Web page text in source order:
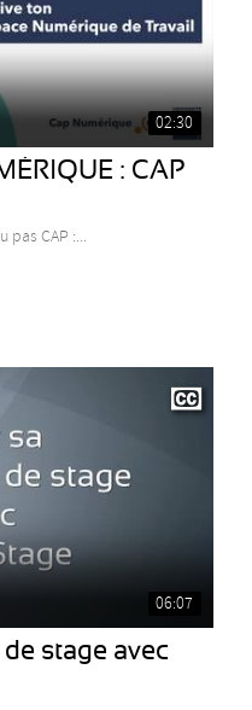
02:30
: CAP
pas CAP :...
06:07
stage avec